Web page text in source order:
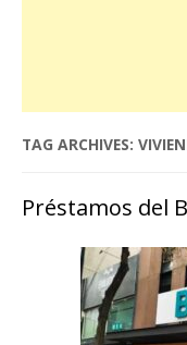
TAG ARCHIVES:
Préstamos del